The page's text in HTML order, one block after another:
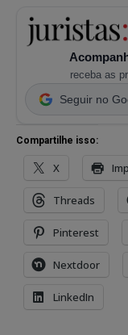
receba as
Seguir no
Compartilhe isso:
X
Threads
Pinterest
Nextdoor
LinkedIn